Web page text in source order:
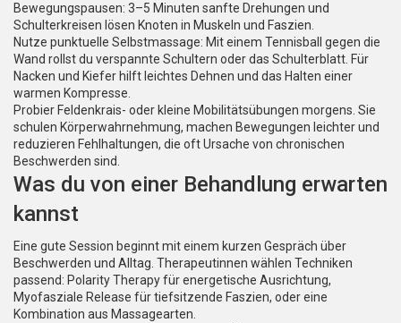
Bewegungspausen: 3–5 Minuten sanfte Drehungen und
Schulterkreisen lösen Knoten in Muskeln und Faszien.
Nutze punktuelle Selbstmassage: Mit einem Tennisball gegen die
Wand rollst du verspannte Schultern oder das Schulterblatt. Für
Nacken und Kiefer hilft leichtes Dehnen und das Halten einer
warmen Kompresse.
Probier Feldenkrais- oder kleine Mobilitätsübungen morgens. Sie
schulen Körperwahrnehmung, machen Bewegungen leichter und
reduzieren Fehlhaltungen, die oft Ursache von chronischen
Beschwerden sind.
Was du von einer Behandlung erwarten
kannst
Eine gute Session beginnt mit einem kurzen Gespräch über
Beschwerden und Alltag. Therapeutinnen wählen Techniken
passend: Polarity Therapy für energetische Ausrichtung,
Myofasziale Release für tiefsitzende Faszien, oder eine
Kombination aus Massagearten.